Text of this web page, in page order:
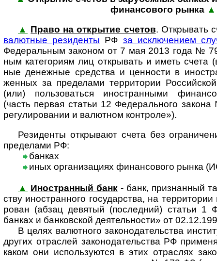
финан­со­во­го рынка ▲
▲ Право на открытие счетов. Открывать
валют­ные рези­денты РФ за исклю­че­нием
Феде­раль­ным зако­ном от 7 мая 2013 года №
ным кате­го­риям лиц откры­вать и иметь счета
ные денеж­ные сред­ства и цен­ности в
жен­ных за пре­де­лами тер­ри­то­рии
(или) поль­зо­ва­ться ино­ст­ран­ными
(часть пер­вая ста­тьи 12 Феде­раль­ного
регу­ли­ро­ва­нии и валют­ном конт­роле»).
Резиденты открывают счета без
пре­де­лами РФ:
банках
иных организациях финансового рынка
▲ Иностранный банк - банк, при­знан­ный
ству ино­ст­ран­ного госу­дар­ства, на
ро­ван (абзац девя­тый (пос­лед­ний) ста­тьи 1
бан­ках и бан­ков­ской дея­тель­но­сти» от
В целях валют­ного зако­но­да­тель­ства
дру­гих отра­с­лей зако­но­да­тель­ства РФ
каком они испо­ль­зу­ются в этих отра­с­лях